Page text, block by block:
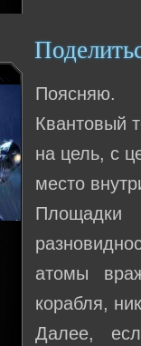
Поясняю.
Квантовый
на цель, с
место
Площадки
атомы
корабля,
Далее,